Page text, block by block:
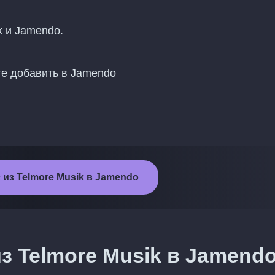
и Jamendo.
добавить в Jamendo
Telmore Musik в Jamendo
Telmore Musik в